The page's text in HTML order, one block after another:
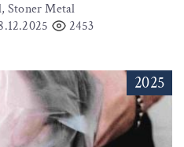
Stoner Metal
2453
2025